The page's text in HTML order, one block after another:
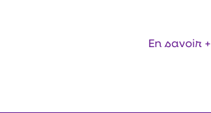
En savoir +